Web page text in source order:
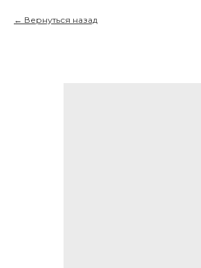
Вернуться назад